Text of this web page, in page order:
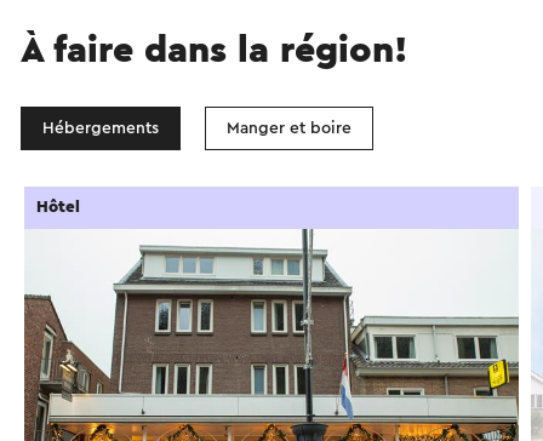
À faire dans la région!
Hébergements Manger et boire
Hôtel